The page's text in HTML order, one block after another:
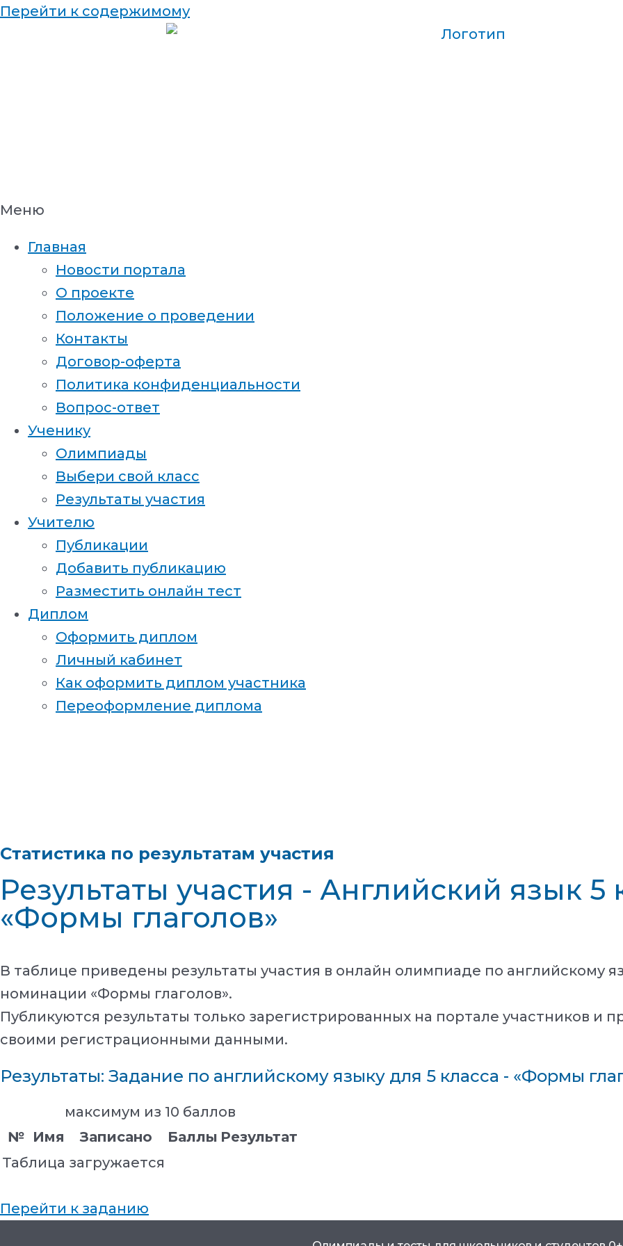
Перейти к содержимому
Меню
Главная
Новости портала
О проекте
Положение о проведении
Контакты
Договор-оферта
Политика конфиденциальности
Вопрос-ответ
Ученику
Олимпиады
Выбери свой класс
Результаты участия
Учителю
Публикации
Добавить публикацию
Разместить онлайн тест
Диплом
Оформить диплом
Личный кабинет
Как оформить диплом участника
Переоформление диплома
Статистика по результатам участия
Результаты участия - Английский язык 5
«Формы глаголов»
В таблице приведены результаты участия в онлайн олимпиаде по английскому
номинации «Формы глаголов».
Публикуются результаты только зарегистрированных на портале участников и
своими регистрационными данными.
Результаты: Задание по английскому языку для 5 класса - «Формы
максимум из 10 баллов
№ Имя Записано Баллы Результат
Таблица загружается
Перейти к заданию